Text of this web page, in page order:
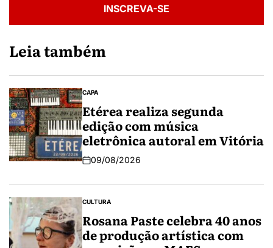
INSCREVA-SE
Leia também
CAPA
Etérea realiza segunda
edição com música
eletrônica autoral em Vitória
09/08/2026
CULTURA
Rosana Paste celebra 40 anos
de produção artística com